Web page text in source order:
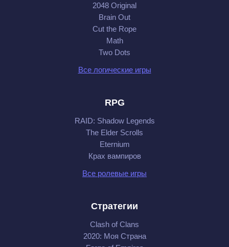
2048 Original
Brain Out
Cut the Rope
Math
Two Dots
Все логические игры
RPG
RAID: Shadow Legends
The Elder Scrolls
Eternium
Крах вампиров
Все ролевые игры
Стратегии
Clash of Clans
2020: Моя Cтрана